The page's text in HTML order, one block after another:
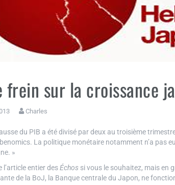
frein sur la croissance
Charles
du PIB a été divisé par deux au troisième
La politique monétaire notamment n’a pas
»
l’article entier desÉchossi vous le souhaitez, mais en
de la BoJ, la Banque centrale du Japon, ne